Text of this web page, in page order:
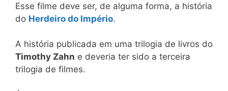
Esse filme deve ser, de alguma forma, a história
do Herdeiro do Império.
A história publicada em uma trilogia de livros do
Timothy Zahn e deveria ter sido a terceira
trilogia de filmes.